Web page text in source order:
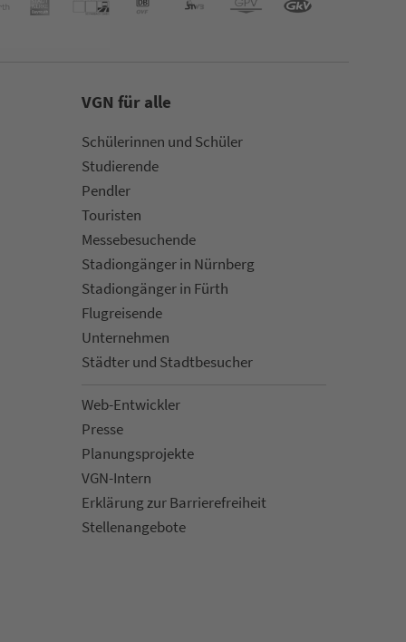
VGN für alle
Schülerinnen und Schüler
Stu­die­rende
Pendler
Touristen
Mes­se­be­suchende
Sta­di­on­gän­ger in Nürn­berg
Sta­di­on­gän­ger in Fürth
Flug­rei­sen­de
Un­ter­neh­men
Städter und Stadt­be­su­cher
Web-Entwickler
Presse
Pla­nungs­pro­jekte
VGN-Intern
Erklärung zur Bar­ri­e­re­frei­heit
Stellenan­ge­bote